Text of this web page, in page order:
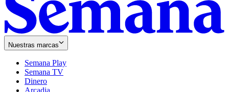
Nuestras marcas
Semana Play
Semana TV
Dinero
Arcadia